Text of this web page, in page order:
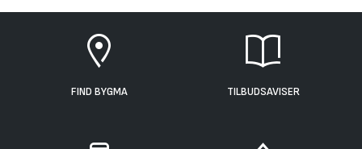
FIND BYGMA TILBUDSAVISER